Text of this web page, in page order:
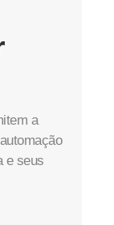
a
e seus